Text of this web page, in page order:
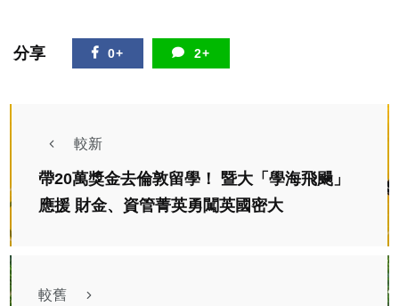
分享 0+ 2+
較新
帶20萬獎金去倫敦留學！ 暨大「學海飛颺」
應援 財金、資管菁英勇闖英國密大
較舊